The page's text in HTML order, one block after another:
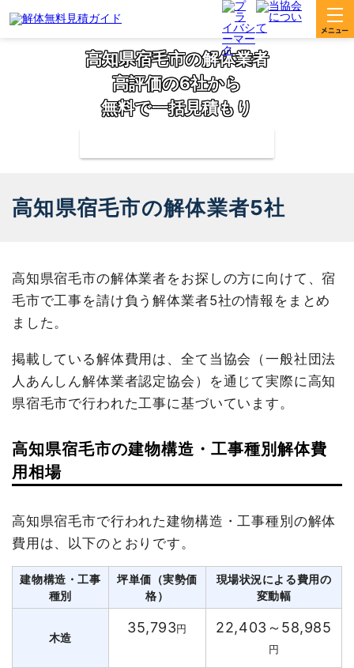
高知県宿毛市の解体業者
高評価の6社から
無料で一括見積もり
高知県宿毛市の解体業者5社
高知県宿毛市の解体業者をお探しの方に向けて、宿
毛市で工事を請け負う解体業者5社の情報をまとめ
ました。
掲載している解体費用は、全て当協会（一般社団法
人あんしん解体業者認定協会）を通じて実際に高知
県宿毛市で行われた工事に基づいています。
高知県宿毛市の建物構造・工事種別解体費
用相場
高知県宿毛市で行われた建物構造・工事種別の解体
費用は、以下のとおりです。
建物構造・工事
種別
坪単価（実勢価
格）
現場状況による費用の
変動幅
木造
35,793円 22,403～58,985
円